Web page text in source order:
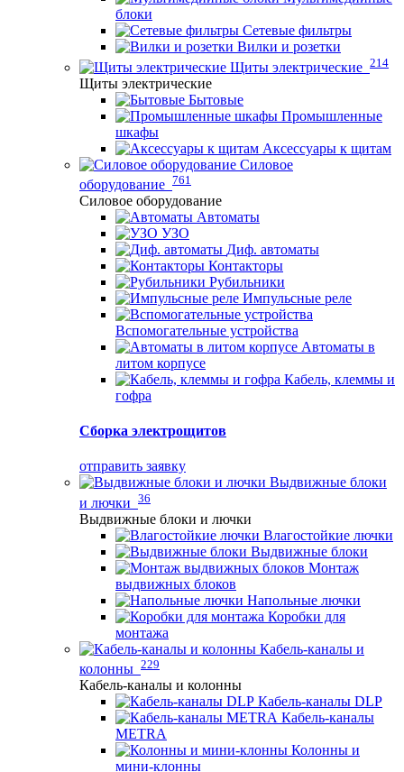
блоки
Сетевые фильтры
Вилки и розетки
Щиты электрические 214
Щиты электрические
Бытовые
Промышленные
шкафы
Аксессуары к щитам
Силовое
оборудование 761
Силовое оборудование
Автоматы
УЗО
Диф. автоматы
Контакторы
Рубильники
Импульсные реле
Вспомогательные устройства
Автоматы в
литом корпусе
Кабель, клеммы и
гофра
Сборка электрощитов
отправить заявку
Выдвижные блоки
и лючки 36
Выдвижные блоки и лючки
Влагостойкие лючки
Выдвижные блоки
Монтаж
выдвижных блоков
Напольные лючки
Коробки для
монтажа
Кабель-каналы и
колонны 229
Кабель-каналы и колонны
Кабель-каналы DLP
Кабель-каналы
METRA
Колонны и
мини-клонны